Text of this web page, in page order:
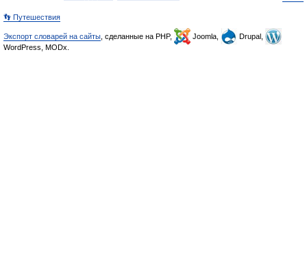
👣 Путешествия
Экспорт словарей на сайты , сделанные на PHP, Joomla,
Drupal,
WordPress, MODx.